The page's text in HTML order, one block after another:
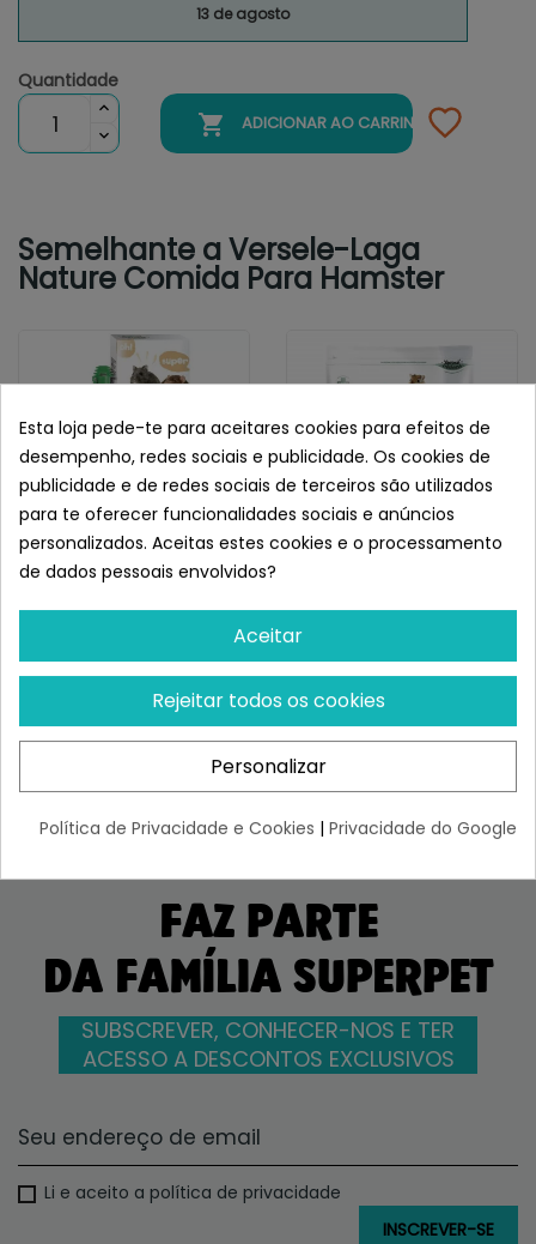
13 de agosto
Quantidade
 ADICIONAR AO CARRINHO
Semelhante a Versele-Laga
Nature Comida Para Hamster
Para...
¡Últimas produtos!
5,03 €
Comida Para Hamsters Y
Jerbos
¡Últimas produtos!
7,27 €
FAZ PARTE
DA FAMÍLIA SUPERPET
SUBSCREVER, CONHECER-NOS E TER
ACESSO A DESCONTOS EXCLUSIVOS
Li e aceito a política de privacidade
Esta loja pede-te para aceitares cookies para efeitos de
desempenho, redes sociais e publicidade. Os cookies de
publicidade e de redes sociais de terceiros são utilizados
para te oferecer funcionalidades sociais e anúncios
personalizados. Aceitas estes cookies e o processamento
de dados pessoais envolvidos?
Aceitar
Rejeitar todos os cookies
Personalizar
Política de Privacidade e Cookies | Privacidade do Google